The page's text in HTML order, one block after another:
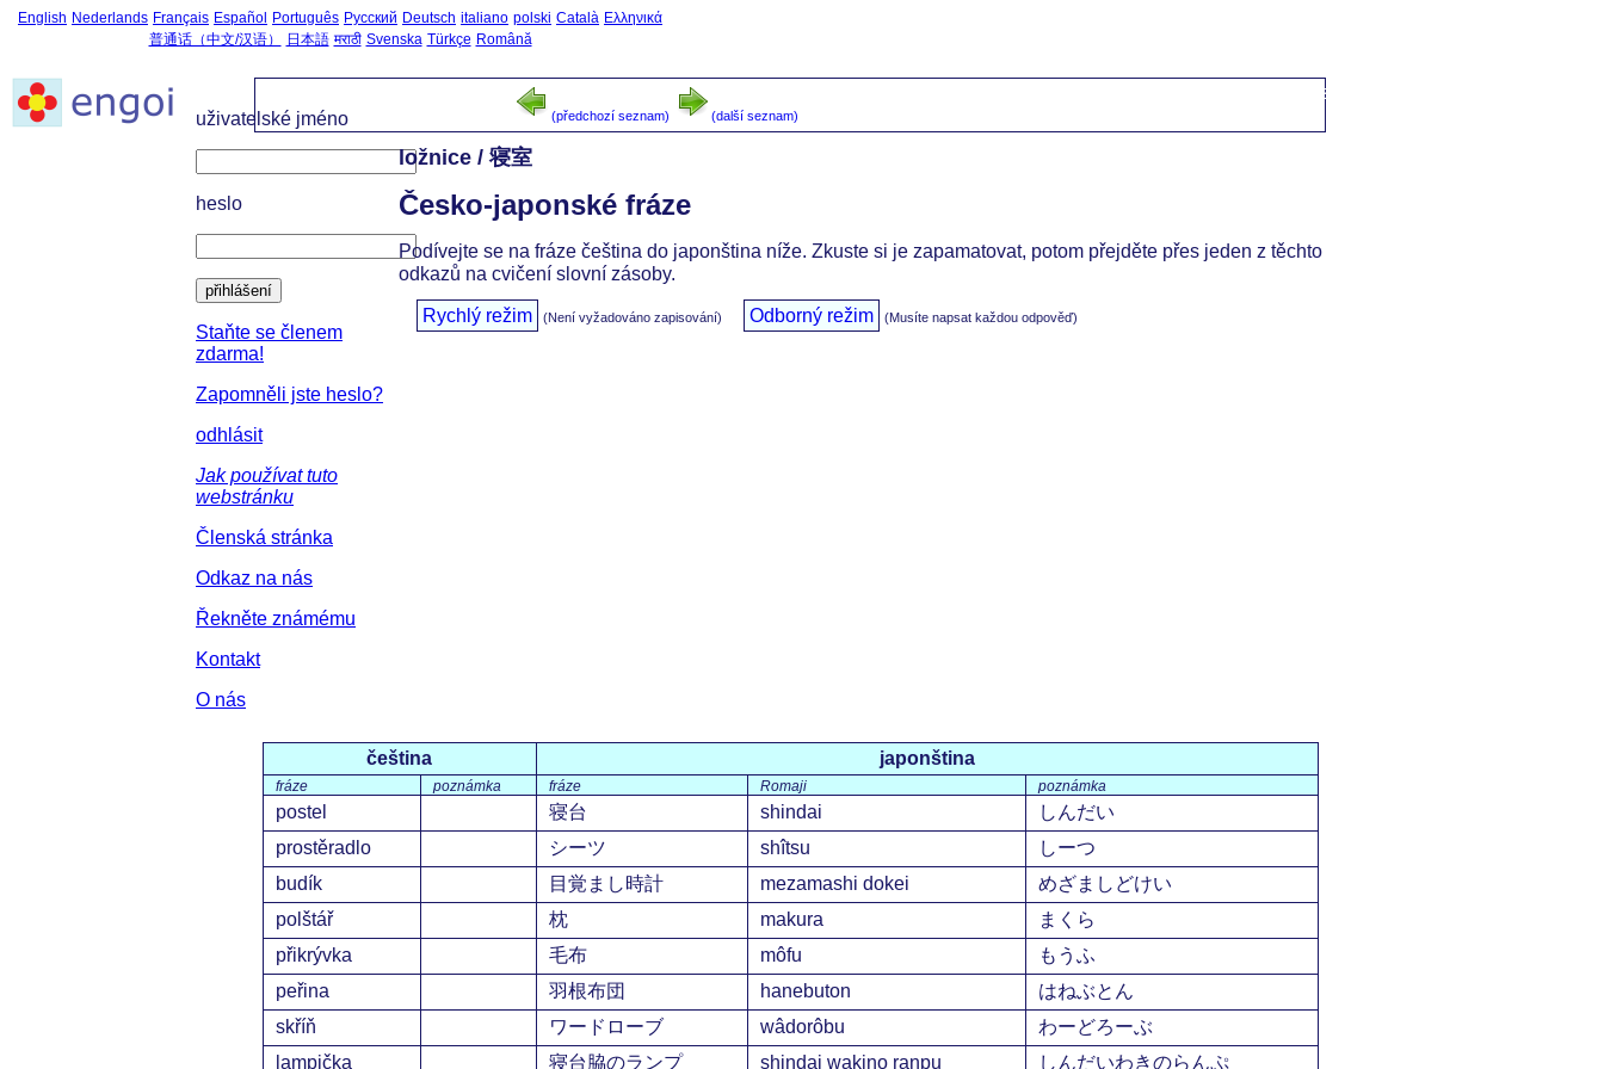
English Nederlands Français Español Português Русский Deutsch italiano polski Català Ελληνικά
普通话（中文/汉语）
日本語 मराठी Svenska Türkçe Română
Česko-japonské fráze
uživatelské jméno
heslo
přihlášení
Staňte se členem
zdarma!
Zapomněli jste heslo?
odhlásit
Jak používat tuto
webstránku
Členská stránka
Odkaz na nás
Řekněte známému
Kontakt
O nás
(předchozí seznam) (další seznam)
ložnice / 寝室
Česko-japonské fráze
Podívejte se na fráze čeština do japonština níže. Zkuste si je zapamatovat, potom přejděte přes jeden z těchto
odkazů na cvičení slovní zásoby.
Rychlý režim (Není vyžadováno zapisování) Odborný režim (Musíte napsat každou odpověď)
čeština japonština
fráze poznámka fráze Romaji poznámka
postel 寝台 shindai
しんだい
prostěradlo
シーツ shîtsu
しーつ
budík
目覚まし時計 mezamashi dokei
めざましどけい
polštář
枕 makura
まくら
přikrývka
毛布 môfu
もうふ
peřina
羽根布団 hanebuton
はねぶとん
skříň
ワードローブ wâdorôbu
わーどろーぶ
lampička
寝台脇のランプ shindai wakino ranpu しんだいわきのらんぷ